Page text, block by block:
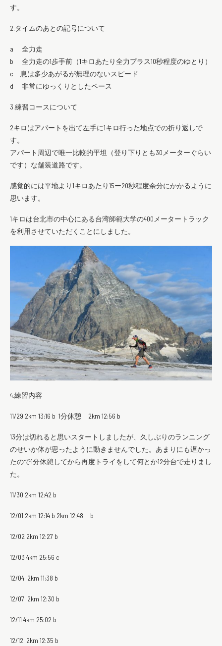
す。
2.タイムのあとの記号について
a 全力走
b 全力走の1歩手前（1キロあたり全力プラス10秒程度のゆとり）
c 息は多少あがるが無理のないスピード
d 非常にゆっくりとしたペース
3.練習コースについて
2キロはアパートを出て左手に1キロ行った地点での折り返しで
す。
アパート周辺で唯一比較的平坦（登り下りとも30メーターぐらい
です）な舗装道路です。
感覚的には平地より1キロあたり15ー20秒程度余分にかかるように
思います。
1キロは台北市の中心にある台湾師範大学の400メータートラック
を利用させていただくことにしました。
4.練習内容
11/29 2km 13:16 b 1分休憩 2km 12:56 b
13分は切れると思いスタートしましたが、久しぶりのランニング
のせいか体が思ったように動きませんでした。あまりにも遅かっ
たので1分休憩してから再度トライをして何とか12分台で走りまし
た。
11/30 2km 12:42 b
12/01 2km 12:14 b 2km 12:48 b
12/02 2km 12:27 b
12/03 4km 25:56 c
12/04 2km 11:38 b
12/07 2km 12:30 b
12/11 4km 25:02 b
12/12 2km 12:35 b